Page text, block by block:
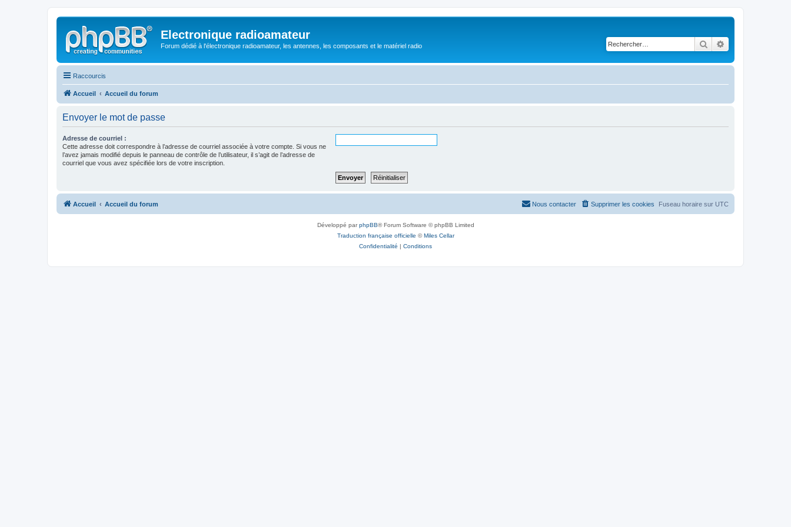
Electronique radioamateur
Forum dédié à l'électronique radioamateur, les antennes, les composants et le matériel radio Rechercher
Raccourcis
Accueil Accueil du forum
Envoyer le mot de passe
Adresse de courriel :
Cette adresse doit correspondre à l’adresse de courriel associée à votre compte. Si vous ne
l’avez jamais modifié depuis le panneau de contrôle de l’utilisateur, il s’agit de l’adresse de
courriel que vous avez spécifiée lors de votre inscription.
Accueil Accueil du forum Fuseau horaire sur UTC
Supprimer les cookies
Nous contacter
Développé parphpBB® Forum Software © phpBB Limited
Traduction française officielle ©Miles Cellar
Confidentialité | Conditions